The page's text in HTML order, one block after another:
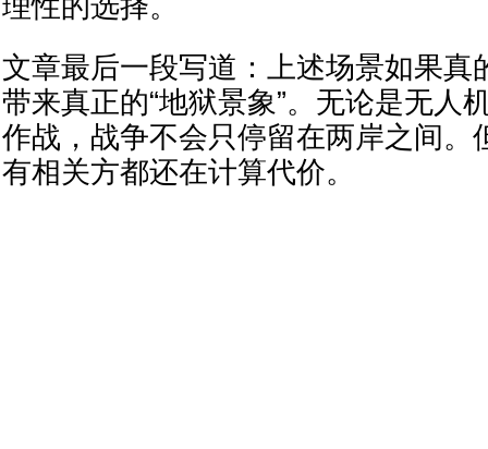
文章最后一段写道：上述场景如果真
带来真正的“地狱景象”。无论是无人
作战，战争不会只停留在两岸之间。
有相关方都还在计算代价。